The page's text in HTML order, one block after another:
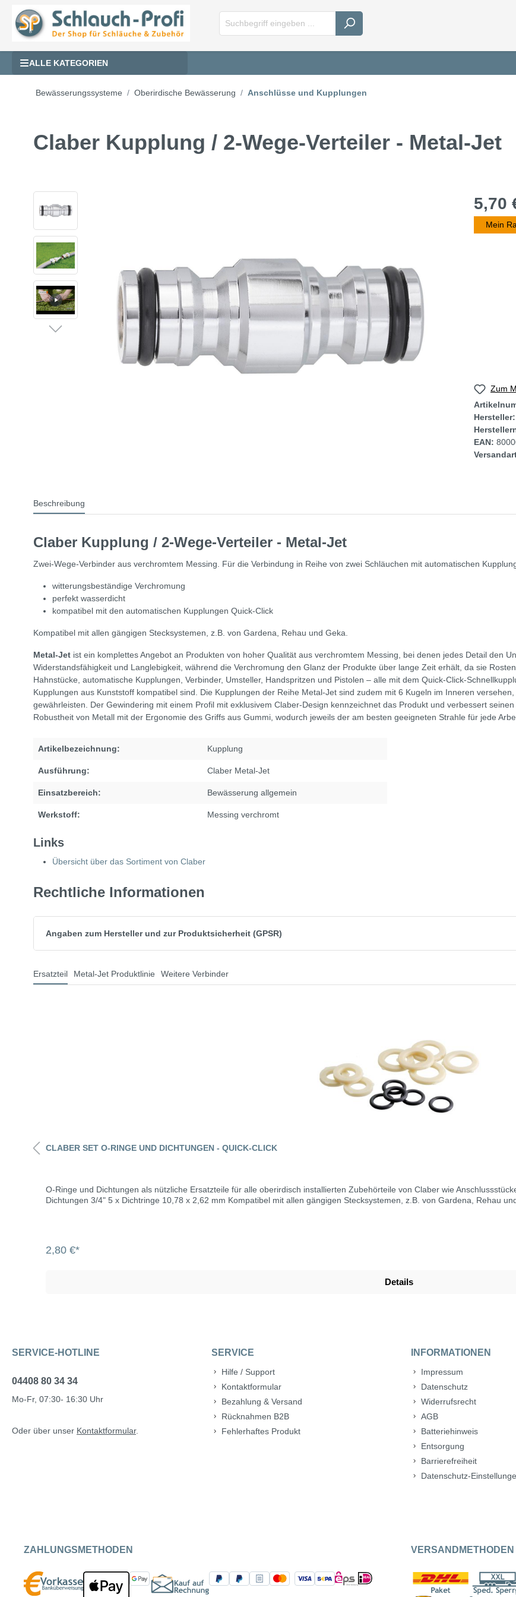
ALLE KATEGORIEN
Bewässerungssysteme Oberirdische Bewässerung Anschlüsse und Kupplungen
Claber Kupplung / 2-Wege-Verteiler - Metal-Jet
Beim Abspielen von eingebetteten Videos (YouTube, Vimeo oder andere Quellen) werden Daten an
erlauben.
5,70
Mein
Zum
Hersteller:
EAN:
Beschreibung
Claber Kupplung / 2-Wege-Verteiler - Metal-Jet
Zwei-Wege-Verbinder aus verchromtem Messing. Für die Verbindung in Reihe von zwei Schläuchen mit automatischen
witterungsbeständige Verchromung
perfekt wasserdicht
kompatibel mit den automatischen Kupplungen Quick-Click
Kompatibel mit allen gängigen Stecksystemen, z.B. von Gardena, Rehau und Geka.
Metal-Jet ist ein komplettes Angebot an Produkten von hoher Qualität aus verchromtem Messing, bei denen jedes Detail den
Widerstandsfähigkeit und Langlebigkeit, während die Verchromung den Glanz der Produkte über lange Zeit erhält, da sie
Hahnstücke, automatische Kupplungen, Verbinder, Umsteller, Handspritzen und Pistolen – alle mit dem Quick-Click-
Kupplungen aus Kunststoff kompatibel sind. Die Kupplungen der Reihe Metal-Jet sind zudem mit 6 Kugeln im Inneren
gewährleisten. Der Gewindering mit einem Profil mit exklusivem Claber-Design kennzeichnet das Produkt und verbessert
Robustheit von Metall mit der Ergonomie des Griffs aus Gummi, wodurch jeweils der am besten geeigneten Strahle für jede
Artikelbezeichnung: Kupplung
Ausführung: Claber Metal-Jet
Einsatzbereich: Bewässerung allgemein
Werkstoff: Messing verchromt
Links
Übersicht über das Sortiment von Claber
Rechtliche Informationen
Angaben zum Hersteller und zur Produktsicherheit (GPSR)
Ersatzteil Metal-Jet Produktlinie Weitere Verbinder
CLABER SET O-RINGE UND DICHTUNGEN - QUICK-CLICK
O-Ringe und Dichtungen als nützliche Ersatzteile für alle oberirdisch installierten Zubehörteile von Claber wie Anschlussstücke, Spritzen,
Dichtungen 3/4" 5 x Dichtringe 10,78 x 2,62 mm Kompatibel mit allen gängigen Stecksystemen, z.B. von Gardena, Rehau
2,80 €*
Details
SERVICE-HOTLINE
04408 80 34 34
Mo-Fr, 07:30- 16:30 Uhr
Oder über unser Kontaktformular.
SERVICE
Hilfe / Support
Kontaktformular
Bezahlung & Versand
Rücknahmen B2B
Fehlerhaftes Produkt
INFORMATIONEN
Impressum
Datenschutz
Widerrufsrecht
AGB
Batteriehinweis
Entsorgung
Barrierefreiheit
Datenschutz-
ZAHLUNGSMETHODEN VERSANDMETHODEN